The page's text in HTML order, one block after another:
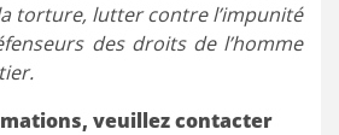
torture, lutter contre l’impunité
des droits de l’homme
veuillez contacter